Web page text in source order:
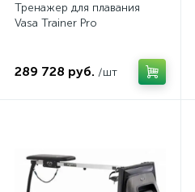
Тренажер для плавания
Vasa Trainer Pro
289 728 руб. /шт